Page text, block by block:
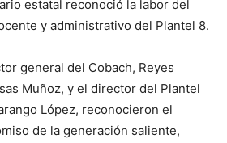
estatal reconoció la labor del
y administrativo del Plantel 8.
general del Cobach, Reyes
Muñoz, y el director del Plantel
López, reconocieron el
de la generación saliente,